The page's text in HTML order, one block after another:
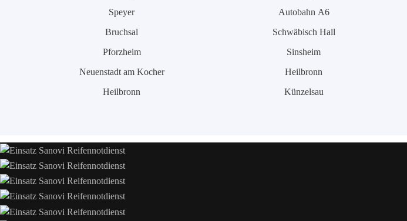
Speyer
Bruchsal
Pforzheim
Neuenstadt am Kocher
Heilbronn
Autobahn A6
Schwäbisch Hall
Sinsheim
Heilbronn
Künzelsau